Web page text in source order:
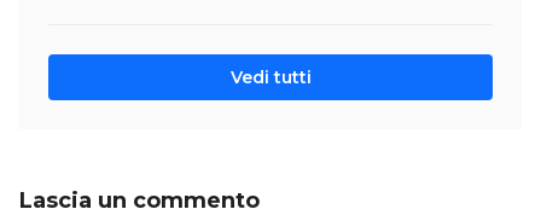
Vedi tutti
Lascia un commento